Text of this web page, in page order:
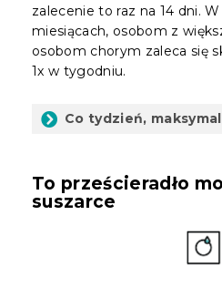
zalecenie to raz na 14 dni.
miesiącach, osobom z
osobom chorym zaleca się
1x w tygodniu.
Co tydzień,
To prześcieradło
suszarce